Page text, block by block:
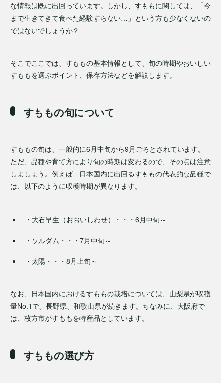
な情報は既に出回っています。しかし、すももに関しては、「今
まで生きてきて食べた経験すらない…」という方も少なくないの
ではないでしょうか？
そこでここでは、すももの基本情報として、旬の時期やおいしい
すももを選ぶポイント、保存方法などを解説します。
すももの旬について
すももの旬は、一般的に6月中旬から9月ごろとされています。
ただ、品種や育て方により旬の時期は変わるので、その点は注意
しましょう。例えば、日本国内に出回るすももの代表的な品種で
は、以下のように収穫時期が異なります。
・大石早生（おおいしわせ）・・・6月中旬～
・ソルダム・・・7月中旬～
・太陽・・・8月上旬～
なお、日本国内におけるすももの栽培については、山梨県が収穫
量No.1で、長野県、和歌山県が続きます。ちなみに、大阪府で
は、枚方市がすももを特産品としています。
すももの選び方